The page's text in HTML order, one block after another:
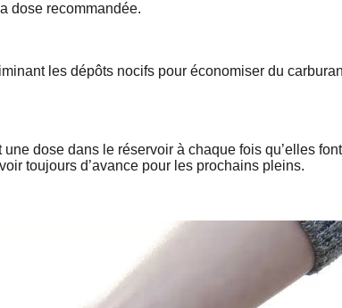
dose recommandée.
les dépôts nocifs pour économiser du
dose dans le réservoir à chaque fois qu’elles
toujours d’avance pour les prochains pleins.